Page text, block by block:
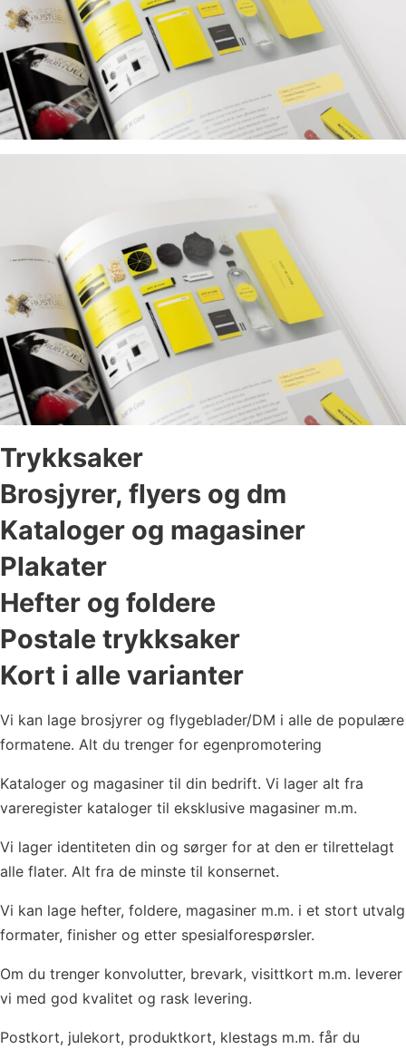
Trykksaker
Brosjyrer, flyers og dm
Kataloger og magasiner
Plakater
Hefter og foldere
Postale trykksaker
Kort i alle varianter
Vi kan lage brosjyrer og flygeblader/DM i alle de populære
formatene. Alt du trenger for egenpromotering
Kataloger og magasiner til din bedrift. Vi lager alt fra
vareregister kataloger til eksklusive magasiner m.m.
Vi lager identiteten din og sørger for at den er tilrettelagt
alle flater. Alt fra de minste til konsernet.
Vi kan lage hefter, foldere, magasiner m.m. i et stort utvalg
formater, finisher og etter spesialforespørsler.
Om du trenger konvolutter, brevark, visittkort m.m. leverer
vi med god kvalitet og rask levering.
Postkort, julekort, produktkort, klestags m.m. får du